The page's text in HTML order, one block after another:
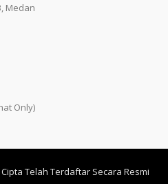
Medan
Only)
Cipta Telah Terdaftar Secara Resmi